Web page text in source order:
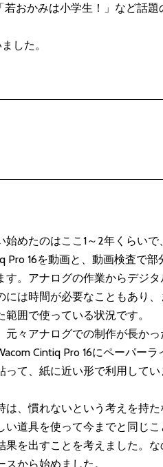
おかみは小学生！」など話題
した。
始めたのはここ1～2年くらいで、
Pro 16を動画と、動画検査で部
す。アナログの作業からデジタ
には時間が必要なこともあり、
範囲で使っている状況です。
元々アナログでの制作が長かっ
Cintiq Pro 16にペーパーラ
って、紙に近い形で利用してい
は、慣れないという考えを持た
い道具を使って今までと同じこ
果を出すことを考えました。な
スから始めました。